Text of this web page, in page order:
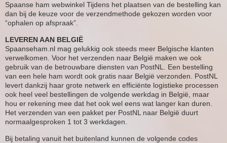
Spaanse ham webwinkel Tijdens het plaatsen van de bestelling kan
dan bij de keuze voor de verzendmethode gekozen worden voor
“ophalen op afspraak”.
LEVEREN AAN BELGIË
Spaanseham.nl mag gelukkig ook steeds meer Belgische klanten
verwelkomen. Voor het verzenden naar België maken we ook
gebruik van de betrouwbare diensten van PostNL. Een bestelling
van een hele ham wordt ook gratis naar België verzonden. PostNL
levert dankzij haar grote netwerk en efficiënte logistieke processen
ook heel veel bestellingen de volgende werkdag in België, maar
hou er rekening mee dat het ook wel eens wat langer kan duren.
Het verzenden van een pakket per PostNL naar België duurt
normaalgesproken 1 tot 3 werkdagen.
Bij betaling vanuit het buitenland kunnen de volgende codes